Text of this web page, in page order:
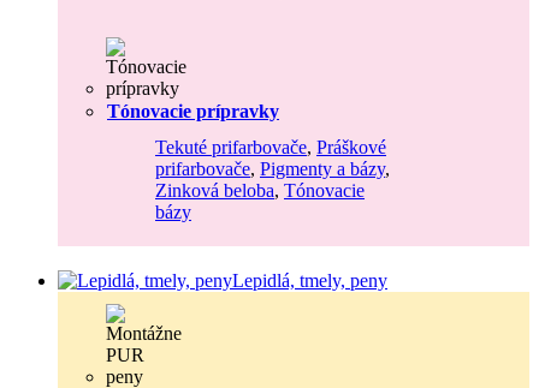
Tónovacie prípravky
Tekuté prifarbovače, Práškové
prifarbovače, Pigmenty a bázy,
Zinková beloba, Tónovacie
bázy
Lepidlá, tmely, peny